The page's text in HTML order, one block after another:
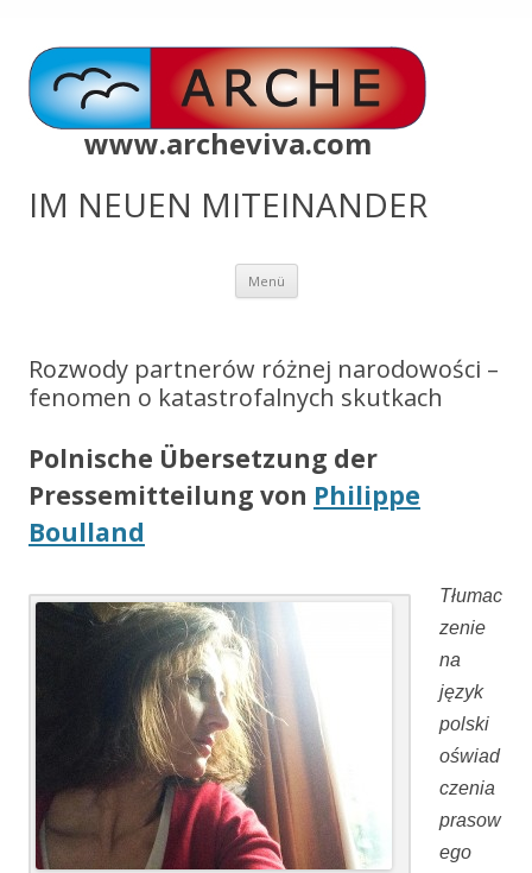
www.archeviva.com
IM NEUEN MITEINANDER
Menü Zum
springen
Rozwody partnerów różnej narodowości –
fenomen o katastrofalnych skutkach
Polnische Übersetzung der
Pressemitteilung von Philippe
Boulland
Tłumac
zenie
na
język
polski
oświad
czenia
prasow
ego